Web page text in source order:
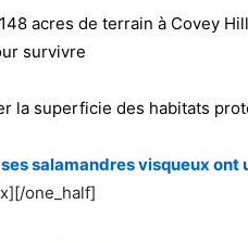
acres de terrain à Covey
survivre
la superficie des habitats
salamandres visqueux
one_half]